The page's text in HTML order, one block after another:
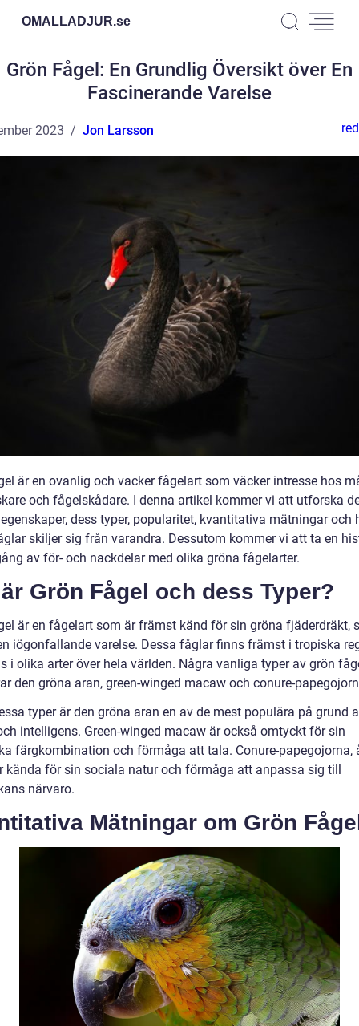
OMALLADJUR.se
Grön Fågel: En Grundlig Översikt över En
Fascinerande Varelse
2023 Jon Larsson
är en ovanlig och vacker fågelart som väcker intresse hos
och fågelskådare. I denna artikel kommer vi att utforska
dess typer, popularitet, kvantitativa mätningar och
skiljer sig från varandra. Dessutom kommer vi att ta en
av för- och nackdelar med olika gröna fågelarter.
Grön Fågel och dess Typer?
är en fågelart som är främst känd för sin gröna fjäderdräkt,
iögonfallande varelse. Dessa fåglar finns främst i tropiska
i olika arter över hela världen. Några vanliga typer av grön
den gröna aran, green-winged macaw och conure-
typer är den gröna aran en av de mest populära på grund
intelligens. Green-winged macaw är också omtyckt för sin
färgkombination och förmåga att tala. Conure-papegojorna,
kända för sin sociala natur och förmåga att anpassa sig till
närvaro.
Mätningar om Grön